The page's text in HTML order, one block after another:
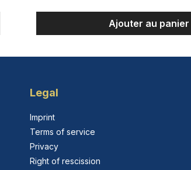
Ajouter au panier
Legal
Imprint
Terms of service
Privacy
Right of rescission